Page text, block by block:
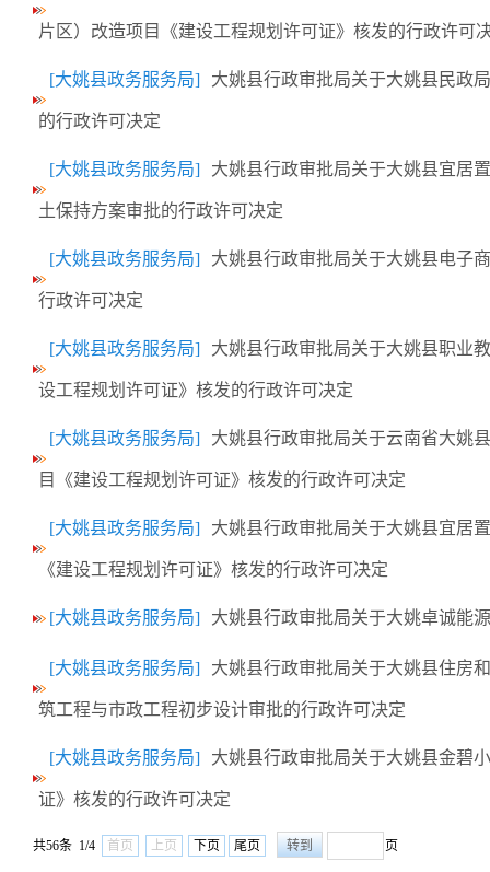
片区）改造项目《建设工程规划许可证》核发的行政许可
[大姚县政务服务局] 大姚县行政审批局关于大姚县民政
的行政许可决定
[大姚县政务服务局] 大姚县行政审批局关于大姚县宜居
土保持方案审批的行政许可决定
[大姚县政务服务局] 大姚县行政审批局关于大姚县电子
行政许可决定
[大姚县政务服务局] 大姚县行政审批局关于大姚县职业
设工程规划许可证》核发的行政许可决定
[大姚县政务服务局] 大姚县行政审批局关于云南省大姚
目《建设工程规划许可证》核发的行政许可决定
[大姚县政务服务局] 大姚县行政审批局关于大姚县宜居
《建设工程规划许可证》核发的行政许可决定
[大姚县政务服务局] 大姚县行政审批局关于大姚卓诚能
[大姚县政务服务局] 大姚县行政审批局关于大姚县住房
筑工程与市政工程初步设计审批的行政许可决定
[大姚县政务服务局] 大姚县行政审批局关于大姚县金碧
证》核发的行政许可决定
共56条 1/4 首页 上页 下页 尾页 页